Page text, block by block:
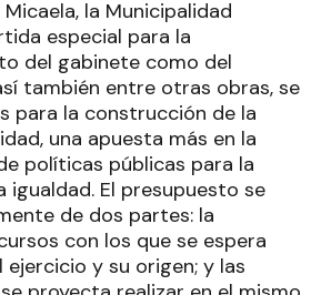
la Municipalidad
especial para la
del gabinete como del
también entre otras obras, se
para la construcción de la
una apuesta más en la
políticas públicas para la
igualdad. El presupuesto se
de dos partes: la
con los que se espera
y su origen; y las